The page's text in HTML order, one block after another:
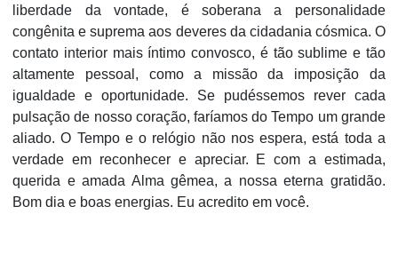
liberdade da vontade, é soberana a personalidade
congênita e suprema aos deveres da cidadania cósmica. O
contato interior mais íntimo convosco, é tão sublime e tão
altamente pessoal, como a missão da imposição da
igualdade e oportunidade. Se pudéssemos rever cada
pulsação de nosso coração, faríamos do Tempo um grande
aliado. O Tempo e o relógio não nos espera, está toda a
verdade em reconhecer e apreciar. E com a estimada,
querida e amada Alma gêmea, a nossa eterna gratidão.
Bom dia e boas energias. Eu acredito em você.